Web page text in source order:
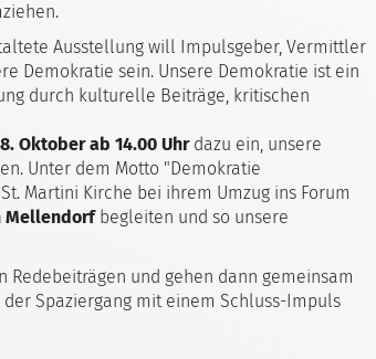
Ausstellung will Impulsgeber, Vermittler
Demokratie sein. Unsere Demokratie ist ein
durch kulturelle Beiträge, kritischen
Oktober ab 14.00 Uhrdazu ein, unsere
Unter dem Motto "Demokratie
Martini Kirche bei ihrem Umzug ins Forum
Mellendorf begleiten und so unsere
und gehen dann gemeinsam
Spaziergang mit einem Schluss-Impuls